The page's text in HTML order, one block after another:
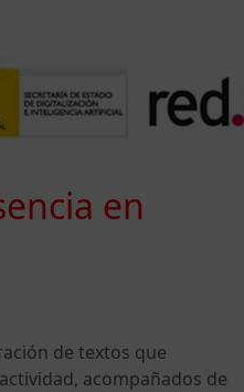
en
de textos que
acompañados de